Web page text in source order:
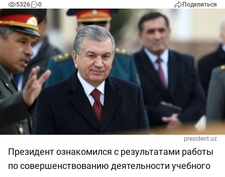
5326 0 Поделиться
president.uz
Президент ознакомился с результатами работы
по совершенствованию деятельности учебного